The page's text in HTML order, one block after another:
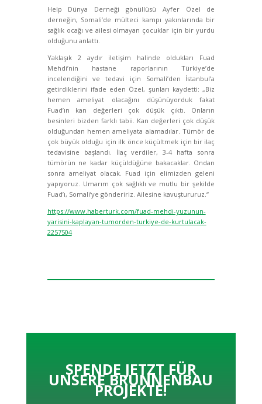
Help Dünya Derneği gönüllüsü Ayfer Özel de
derneğin, Somali’de mülteci kampı yakınlarında bir
sağlık ocağı ve ailesi olmayan çocuklar için bir yurdu
olduğunu anlattı.
Yaklaşık 2 aydır iletişim halinde oldukları Fuad
Mehdi’nin hastane raporlarının Türkiye’de
incelendiğini ve tedavi için Somali’den İstanbul’a
getirdiklerini ifade eden Özel, şunları kaydetti: „Biz
hemen ameliyat olacağını düşünüyorduk fakat
Fuad’ın kan değerleri çok düşük çıktı. Onların
besinleri bizden farklı tabii. Kan değerleri çok düşük
olduğundan hemen ameliyata alamadılar. Tümör de
çok büyük olduğu için ilk önce küçültmek için bir ilaç
tedavisine başlandı. İlaç verdiler, 3-4 hafta sonra
tümörün ne kadar küçüldüğüne bakacaklar. Ondan
sonra ameliyat olacak. Fuad için elimizden geleni
yapıyoruz. Umarım çok sağlıklı ve mutlu bir şekilde
Fuad’ı, Somali’ye göndeririz. Ailesine kavuştururuz.“
https://www.haberturk.com/fuad-mehdi-yuzunun-
yarisini-kaplayan-tumorden-turkiye-de-kurtulacak-
2257504
SPENDE JETZT FÜR
UNSERE BRUNNENBAU
PROJEKTE!